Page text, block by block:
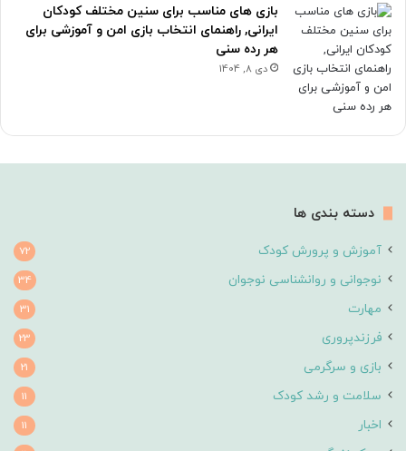
بازی های مناسب برای سنین مختلف کودکان
ایرانی, راهنمای انتخاب بازی امن و آموزشی برای
هر رده سنی
دی 8, 1404
دسته بندی ها
آموزش و پرورش کودک 72
نوجوانی و روانشناسی نوجوان 34
مهارت 31
فرزندپروری 23
بازی و سرگرمی 21
سلامت و رشد کودک 11
اخبار 11